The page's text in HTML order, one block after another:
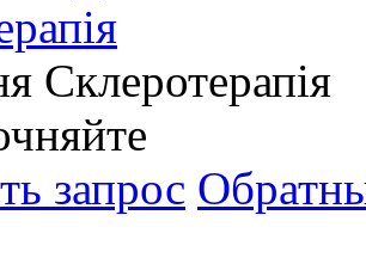
Склеротерапія
запрос